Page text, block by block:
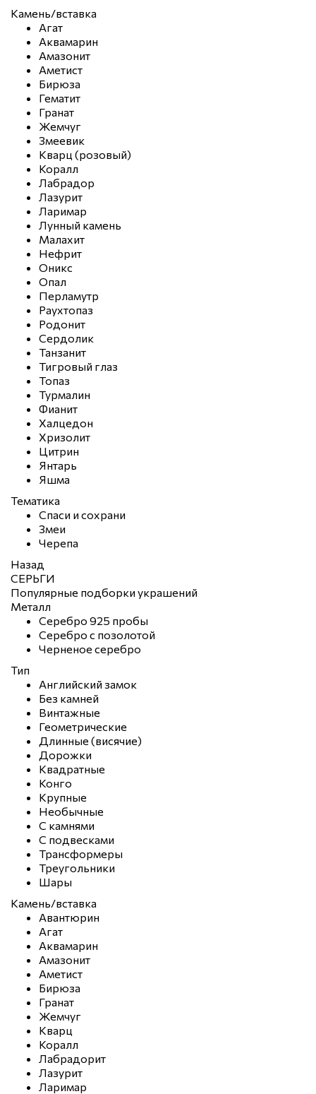
Камень/вставка
Агат
Аквамарин
Амазонит
Аметист
Бирюза
Гематит
Гранат
Жемчуг
Змеевик
Кварц (розовый)
Коралл
Лабрадор
Лазурит
Ларимар
Лунный камень
Малахит
Нефрит
Оникс
Опал
Перламутр
Раухтопаз
Родонит
Сердолик
Танзанит
Тигровый глаз
Топаз
Турмалин
Фианит
Халцедон
Хризолит
Цитрин
Янтарь
Яшма
Тематика
Спаси и сохрани
Змеи
Черепа
Назад
СЕРЬГИ
Популярные подборки украшений
Металл
Серебро 925 пробы
Серебро с позолотой
Черненое серебро
Тип
Английский замок
Без камней
Винтажные
Геометрические
Длинные (висячие)
Дорожки
Квадратные
Конго
Крупные
Необычные
С камнями
С подвесками
Трансформеры
Треугольники
Шары
Камень/вставка
Авантюрин
Агат
Аквамарин
Амазонит
Аметист
Бирюза
Гранат
Жемчуг
Кварц
Коралл
Лабрадорит
Лазурит
Ларимар